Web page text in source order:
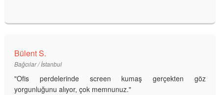
Bülent S.
Bağcılar / İstanbul
"Ofis perdelerinde screen kumaş gerçekten göz
yorgunluğunu alıyor, çok memnunuz."